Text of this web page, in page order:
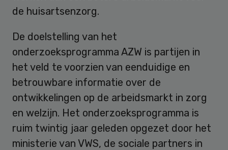
de huisartsenzorg.
De doelstelling van het
onderzoeksprogramma AZW is partijen in
het veld te voorzien van eenduidige en
betrouwbare informatie over de
ontwikkelingen op de arbeidsmarkt in zorg
en welzijn. Het onderzoeksprogramma is
ruim twintig jaar geleden opgezet door het
ministerie van VWS, de sociale partners in